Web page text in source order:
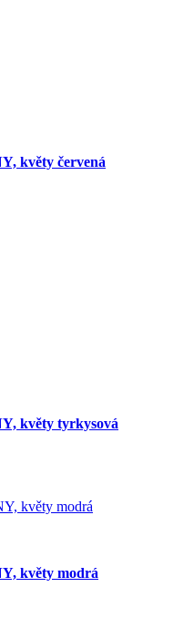
květy červená
květy tyrkysová
květy modrá